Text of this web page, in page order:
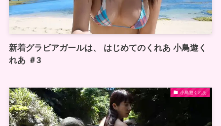
新着グラビアガールは、 はじめてのくれあ 小鳥遊く
れあ ＃3
小鳥遊くれあ